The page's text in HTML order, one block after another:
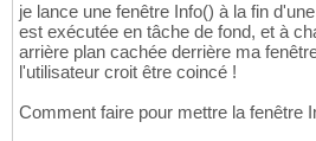
je lance une fenêtre Info() à la fin
est exécutée en tâche de fond, et à
arrière plan cachée derrière ma
l'utilisateur croit être coincé !
Comment faire pour mettre la fenêtre